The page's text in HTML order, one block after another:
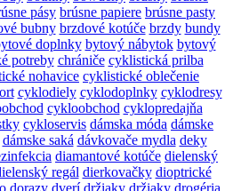
pásy brúsne papiere brúsne pasty
bubny brzdové kotúče brzdy bundy
doplnky bytový nábytok bytový
potreby chrániče cyklistická prilba
nohavice cyklistické oblečenie
cyklodiely cyklodoplnky cyklodresy
cykloobchod cyklopredajňa
cykloservis dámska móda dámske
dámske saká dávkovače mydla deky
diamantové kotúče dielenský
regál dierkovačky dioptrické
dorazy dverí držiaky držiaky drogéria